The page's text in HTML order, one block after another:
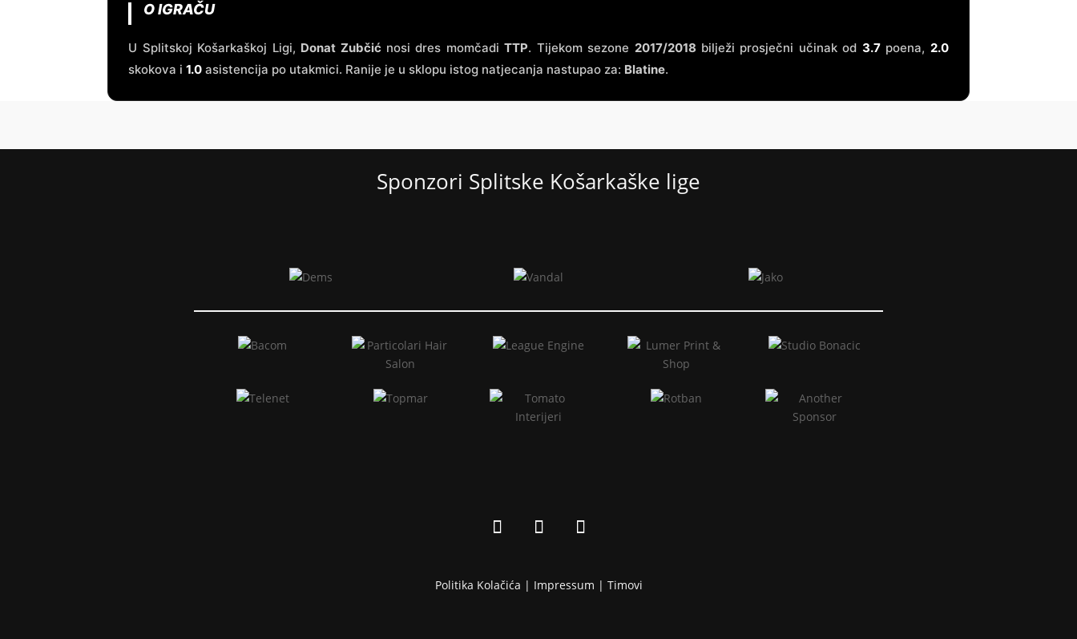
O IGRAČU
U Splitskoj Košarkaškoj Ligi, Donat Zubčićnosi dres momčadiTTP. Tijekom sezone 2017/2018 bilježi prosječni učinak od 3.7poena, 2.0
skokova i1.0 asistencija po utakmici. Ranije je u sklopu istog natjecanja nastupao za: Blatine.
Sponzori Splitske Košarkaške lige
Politika Kolačića | Impressum | Timovi